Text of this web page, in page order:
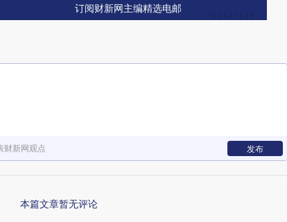
订阅财新网主编精选电邮
财新网观点 发布
本篇文章暂无评论